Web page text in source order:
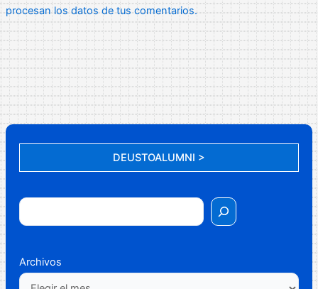
DEUSTOALUMNI >
Archivos
procesan los datos de tus comentarios.